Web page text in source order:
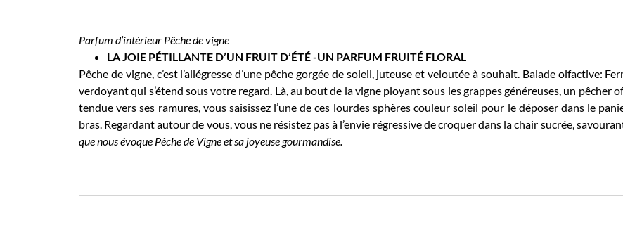
Parfum d’intérieur Pêche de vigne
LA JOIE PÉTILLANTE D’UN FRUIT D’ÉTÉ-UN PARFUM FRUITÉ FLORAL
Pêche de vigne, c’est l’allégresse d’une pêche gorgée de soleil, juteuse et veloutée à souhait. Balade olfactive:
verdoyant qui s’étend sous votre regard. Là, au bout de la vigne ployant sous les grappes généreuses, un pêcher
tendue vers ses ramures, vous saisissez l’une de ces lourdes sphères couleur soleil pour le déposer dans le
bras. Regardant autour de vous, vous ne résistez pas à l’envie régressive de croquer dans la chair sucrée,
que nous évoque Pêche de Vigne et sa joyeuse gourmandise.